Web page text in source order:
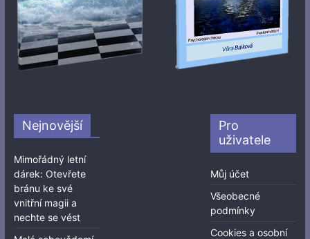
Nejnovější
Mimořádný letní
dárek: Otevřete
bránu ke své
vnitřní magii a
nechte se vést
Pro
uživatele
Můj účet
Všeobecné
podmínky
Cookies a osobní